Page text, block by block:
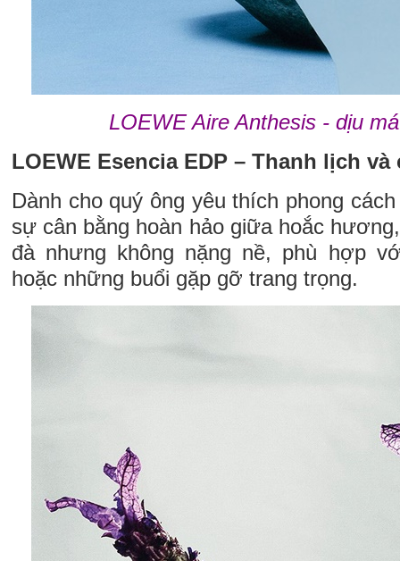
LOEWE Aire Anthesis - dịu
LOEWE Esencia EDP – Thanh lịch
Dành cho quý ông yêu thích phong
sự cân bằng hoàn hảo giữa hoắc
đà nhưng không nặng nề, phù hợp
hoặc những buổi gặp gỡ trang trọng.